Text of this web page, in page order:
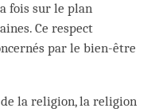
fois sur le plan
Ce respect
par le bien-être
la religion, la religion